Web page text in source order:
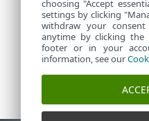
choosing "Accept
settings by clicking
withdraw your
anytime by clicking the
footer or in your
information, see our